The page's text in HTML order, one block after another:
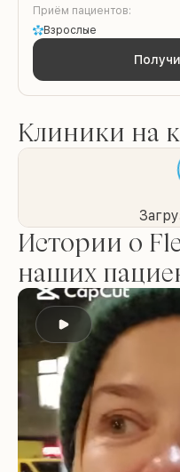
Приём пациентов:
Взрослые
Клиники на
Истории о
наших